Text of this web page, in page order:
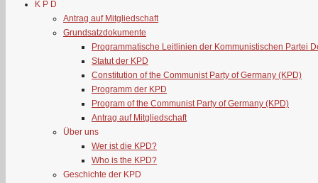
K P D
Antrag auf Mitgliedschaft
Grundsatzdokumente
Programmatische Leitlinien der Kommunistischen Partei
Statut der KPD
Constitution of the Communist Party of Germany (KPD)
Programm der KPD
Program of the Communist Party of Germany (KPD)
Antrag auf Mitgliedschaft
Über uns
Wer ist die KPD?
Who is the KPD?
Geschichte der KPD